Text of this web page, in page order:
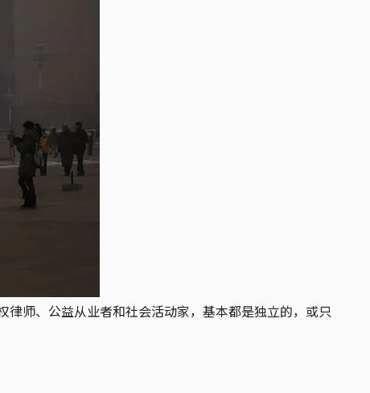
师、公益从业者和社会活动家，基本都是独立的，或只